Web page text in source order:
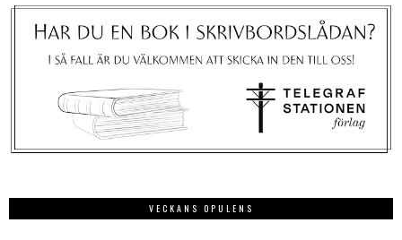
VECKANS OPULENS